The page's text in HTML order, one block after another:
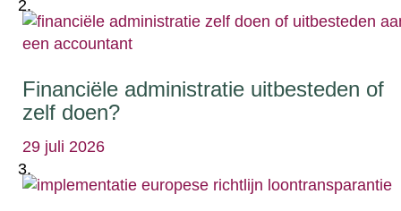
Financiële administratie uitbesteden of
zelf doen?
29 juli 2026